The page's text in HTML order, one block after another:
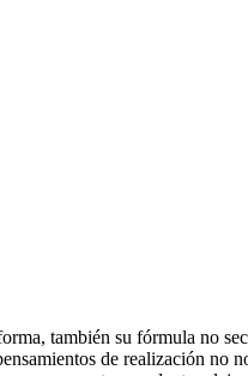
también su fórmula no
de realización no